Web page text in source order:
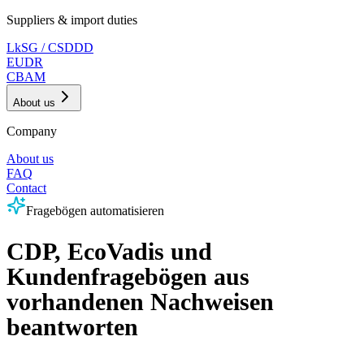
Suppliers & import duties
LkSG / CSDDD
EUDR
CBAM
About us
Company
About us
FAQ
Contact
Fragebögen automatisieren
CDP, EcoVadis und
Kundenfragebögen aus
vorhandenen Nachweisen
beantworten